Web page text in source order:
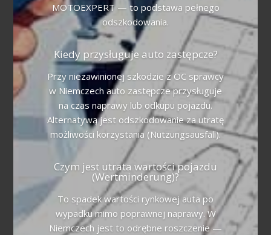
MOTOEXPERT — to podstawa pełnego
odszkodowania.
Kiedy przysługuje auto zastępcze?
Przy niezawinionej szkodzie z OC sprawcy
w Niemczech auto zastępcze przysługuje
na czas naprawy lub odkupu pojazdu.
Alternatywą jest odszkodowanie za utratę
możliwości korzystania (Nutzungsausfall).
Czym jest utrata wartości pojazdu
(Wertminderung)?
To spadek wartości rynkowej auta po
wypadku mimo poprawnej naprawy. W
Niemczech jest to odrębne roszczenie —